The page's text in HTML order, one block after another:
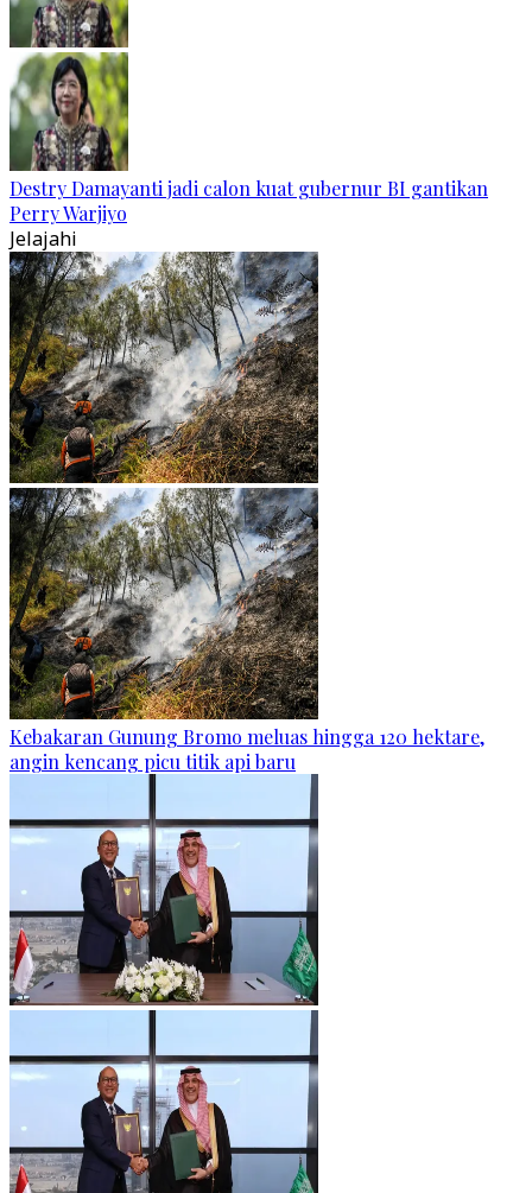
Destry Damayanti jadi calon kuat gubernur BI gantikan
Perry Warjiyo
Jelajahi
Kebakaran Gunung Bromo meluas hingga 120 hektare,
angin kencang picu titik api baru